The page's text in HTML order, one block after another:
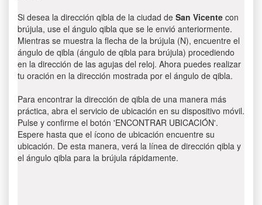
Si desea la dirección qibla de la ciudad de San Vicente con
brújula, use el ángulo qibla que se le envió anteriormente.
Mientras se muestra la flecha de la brújula (N), encuentre el
ángulo de qibla (ángulo de qibla para brújula) procediendo
en la dirección de las agujas del reloj. Ahora puedes realizar
tu oración en la dirección mostrada por el ángulo de qibla.
Para encontrar la dirección de qibla de una manera más
práctica, abra el servicio de ubicación en su dispositivo móvil.
Pulse y confirme el botón 'ENCONTRAR UBICACIÓN'.
Espere hasta que el ícono de ubicación encuentre su
ubicación. De esta manera, verá la línea de dirección qibla y
el ángulo qibla para la brújula rápidamente.